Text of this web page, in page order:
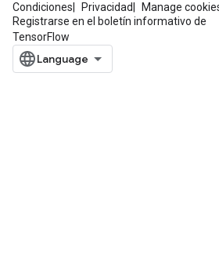
Condiciones Privacidad
Manage
Registrarse en el boletín informativo de
TensorFlow